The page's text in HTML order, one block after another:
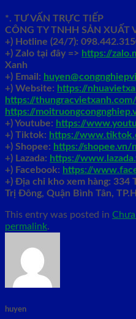
*. TƯ VẤN TRỰC TIẾP
CÔNG TY TNHH SẢN XUẤT
+) Hotline (24/7):
+) Zalo tại đây => https://
Xanh
+) Email:
+) Website: https://
https://thungracvietxanh.com/
https://
+) Youtube: https://
+) Tiktok: https://
+) Shopee: https://
+) Lazada: https://
+) Facebook: https://
+) Địa chỉ kho xem hàng: 334
Trị Đông, Quận Bình Tân,
This entry was posted in
permalink.
huyen